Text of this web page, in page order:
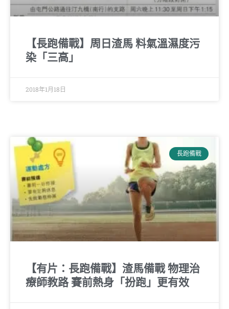
【長跑備戰】周日渣馬 料氣溫濕度污
染「三高」
2018年1月18日
長跑備戰
【有片：長跑備戰】渣馬備戰 物理治
療師教路 賽前熱身「扮跑」更有效